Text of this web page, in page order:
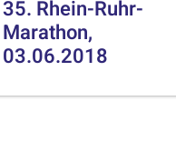
35. Rhein-Ruhr-
Marathon,
03.06.2018